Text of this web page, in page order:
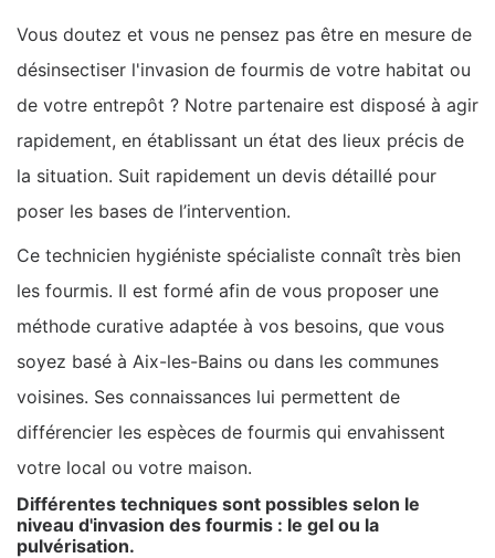
Vous doutez et vous ne pensez pas être en mesure de
désinsectiser l'invasion de fourmis de votre habitat ou
de votre entrepôt ? Notre partenaire est disposé à agir
rapidement, en établissant un état des lieux précis de
la situation. Suit rapidement un devis détaillé pour
poser les bases de l’intervention.
Ce technicien hygiéniste spécialiste connaît très bien
les fourmis. Il est formé afin de vous proposer une
méthode curative adaptée à vos besoins, que vous
soyez basé à Aix-les-Bains ou dans les communes
voisines. Ses connaissances lui permettent de
différencier les espèces de fourmis qui envahissent
votre local ou votre maison.
Différentes techniques sont possibles selon le
niveau d'invasion des fourmis : le gel ou la
pulvérisation.